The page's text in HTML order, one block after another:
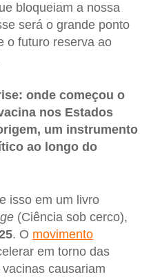
bloqueiam a nossa
será o grande ponto
o futuro reserva ao
onde começou o
nos Estados
um instrumento
ao longo do
isso em um livro
(Ciência sob cerco),
. O movimento
em torno das
causariam